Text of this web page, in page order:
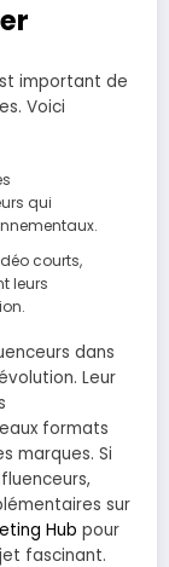
important de
Voici
qui
courts,
leurs
dans
Leur
formats
marques. Si
sur
Hub pour
fascinant.